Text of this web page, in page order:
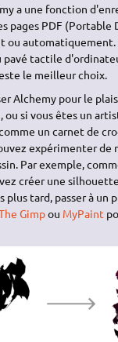
a une fonction
pages PDF (Portable
ou automatiquement.
pavé tactile
le meilleur choix.
Alchemy pour le
si vous êtes un
un carnet de
expérimenter de
Par exemple,
créer une
plus tard, passer à un
Gimpou MyPaint